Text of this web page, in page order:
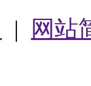
| 网站